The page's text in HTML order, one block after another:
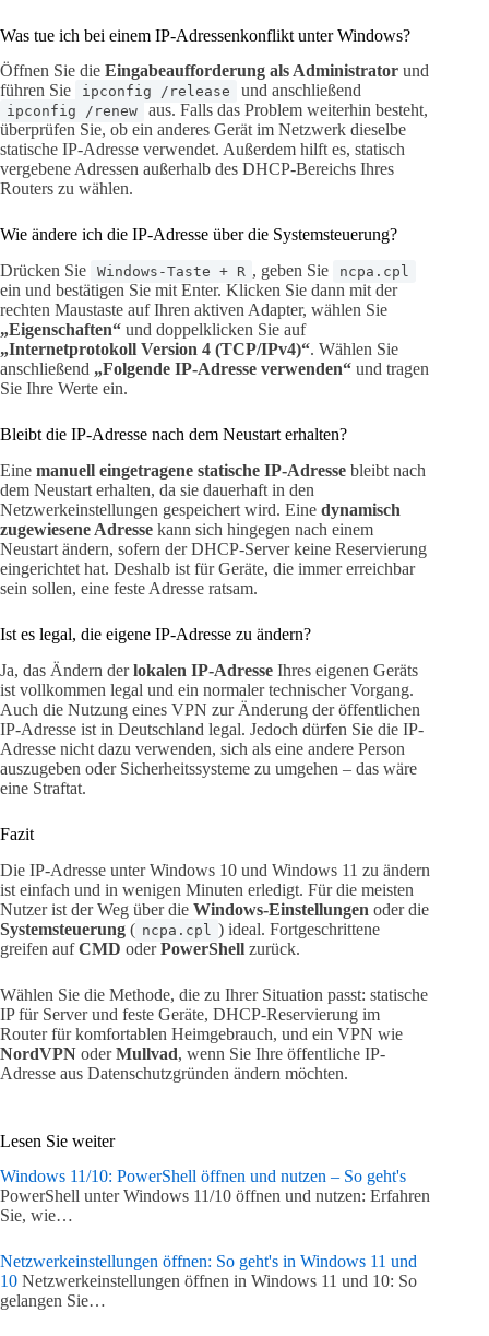
Was tue ich bei einem IP-Adressenkonflikt unter Windows?
Öffnen Sie die Eingabeaufforderung als Administrator und
führen Sie
ipconfig /release und anschließend
ipconfig /renew
aus. Falls das Problem weiterhin besteht,
überprüfen Sie, ob ein anderes Gerät im Netzwerk dieselbe
statische IP-Adresse verwendet. Außerdem hilft es, statisch
vergebene Adressen außerhalb des DHCP-Bereichs Ihres
Routers zu wählen.
Wie ändere ich die IP-Adresse über die Systemsteuerung?
Drücken Sie
Windows-Taste + R , geben Sie ncpa.cpl
ein und bestätigen Sie mit Enter. Klicken Sie dann mit der
rechten Maustaste auf Ihren aktiven Adapter, wählen Sie
„Eigenschaften“ und doppelklicken Sie auf
„Internetprotokoll Version 4 (TCP/IPv4)“. Wählen Sie
anschließend „Folgende IP-Adresse verwenden“ und tragen
Sie Ihre Werte ein.
Bleibt die IP-Adresse nach dem Neustart erhalten?
Eine manuell eingetragene statische IP-Adresse bleibt nach
dem Neustart erhalten, da sie dauerhaft in den
Netzwerkeinstellungen gespeichert wird. Eine dynamisch
zugewiesene Adresse kann sich hingegen nach einem
Neustart ändern, sofern der DHCP-Server keine Reservierung
eingerichtet hat. Deshalb ist für Geräte, die immer erreichbar
sein sollen, eine feste Adresse ratsam.
Ist es legal, die eigene IP-Adresse zu ändern?
Ja, das Ändern derlokalen IP-Adresse Ihres eigenen Geräts
ist vollkommen legal und ein normaler technischer Vorgang.
Auch die Nutzung eines VPN zur Änderung der öffentlichen
IP-Adresse ist in Deutschland legal. Jedoch dürfen Sie die IP-
Adresse nicht dazu verwenden, sich als eine andere Person
auszugeben oder Sicherheitssysteme zu umgehen – das wäre
eine Straftat.
Fazit
Die IP-Adresse unter Windows 10 und Windows 11 zu ändern
ist einfach und in wenigen Minuten erledigt. Für die meisten
Nutzer ist der Weg über die Windows-Einstellungen oder die
Systemsteuerung ( ncpa.cpl ) ideal. Fortgeschrittene
greifen aufCMD oderPowerShell zurück.
Wählen Sie die Methode, die zu Ihrer Situation passt: statische
IP für Server und feste Geräte, DHCP-Reservierung im
Router für komfortablen Heimgebrauch, und ein VPN wie
NordVPN oderMullvad, wenn Sie Ihre öffentliche IP-
Adresse aus Datenschutzgründen ändern möchten.
Lesen Sie weiter
Windows 11/10: PowerShell öffnen und nutzen – So geht's
PowerShell unter Windows 11/10 öffnen und nutzen: Erfahren
Sie, wie…
Netzwerkeinstellungen öffnen: So geht's in Windows 11 und
10 Netzwerkeinstellungen öffnen in Windows 11 und 10: So
gelangen Sie…